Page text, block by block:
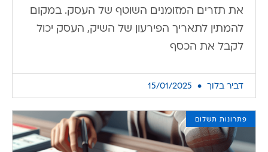
את תזרים המזומנים השוטף של העסק. במקום
להמתין לתאריך הפירעון של השיק, העסק יכול
לקבל את הכסף
דביר בלוך
פתרונות תשלום